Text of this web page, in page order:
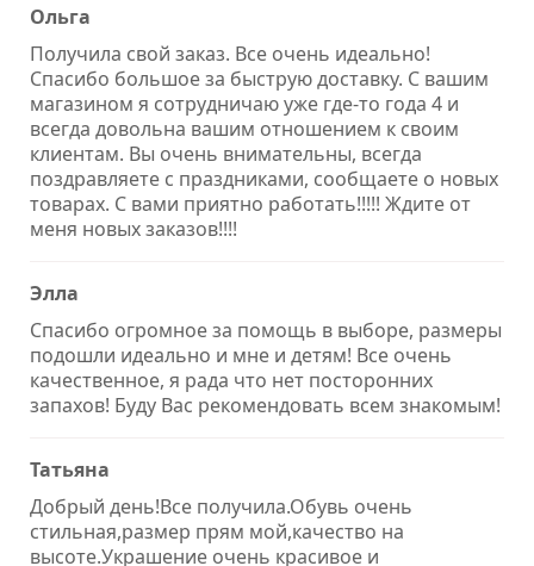
Ольга
Получила свой заказ. Все очень идеально!
Спасибо большое за быструю доставку. С вашим
магазином я сотрудничаю уже где-то года 4 и
всегда довольна вашим отношением к своим
клиентам. Вы очень внимательны, всегда
поздравляете с праздниками, сообщаете о новых
товарах. С вами приятно работать!!!!! Ждите от
меня новых заказов!!!!
Элла
Спасибо огромное за помощь в выборе, размеры
подошли идеально и мне и детям! Все очень
качественное, я рада что нет посторонних
запахов! Буду Вас рекомендовать всем знакомым!
Татьяна
Добрый день!Все получила.Обувь очень
стильная,размер прям мой,качество на
высоте.Украшение очень красивое и